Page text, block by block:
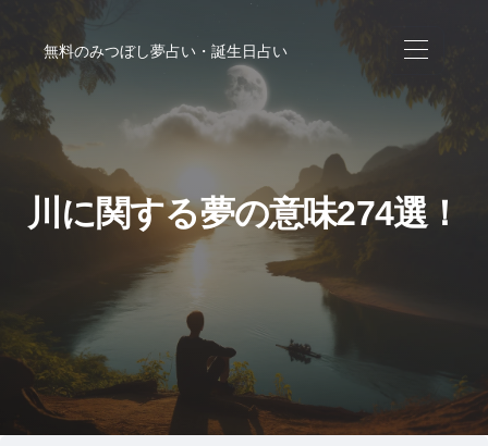
無料のみつぼし夢占い・誕生日占い
川に関する夢の意味274選！